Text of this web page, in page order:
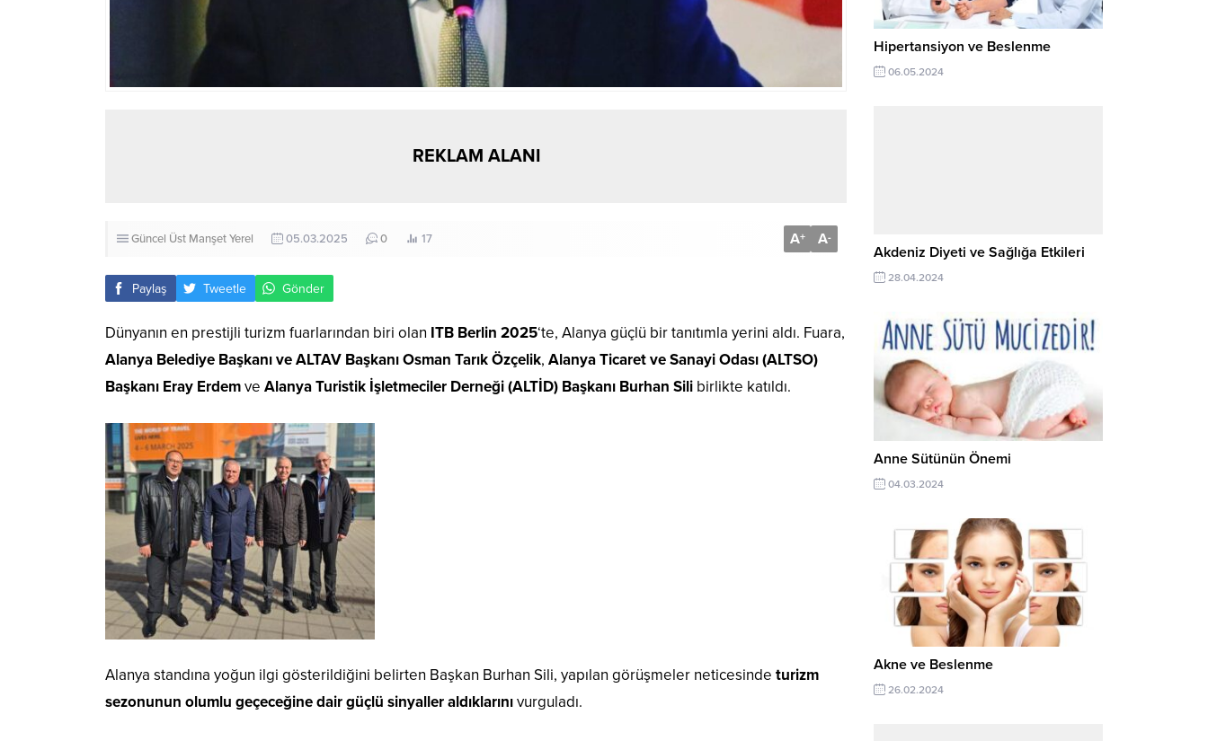
REKLAM ALANI
Güncel Üst ManşetYerel 05.03.2025 0 17 A+ A-
Paylaş Tweetle Gönder
Dünyanın en prestijli turizm fuarlarından biri olan ITB Berlin 2025‘te, Alanya güçlü bir tanıtımla yerini aldı. Fuara,
Alanya Belediye Başkanı ve ALTAV Başkanı Osman Tarık Özçelik, Alanya Ticaret ve Sanayi Odası (ALTSO)
Başkanı Eray Erdemve Alanya Turistik İşletmeciler Derneği (ALTİD) Başkanı Burhan Sili birlikte katıldı.
Alanya standına yoğun ilgi gösterildiğini belirten Başkan Burhan Sili, yapılan görüşmeler neticesinde turizm
sezonunun olumlu geçeceğine dair güçlü sinyaller aldıklarınıvurguladı.
Hipertansiyon ve Beslenme
06.05.2024
Akdeniz Diyeti ve Sağlığa Etkileri
28.04.2024
Anne Sütünün Önemi
04.03.2024
Akne ve Beslenme
26.02.2024